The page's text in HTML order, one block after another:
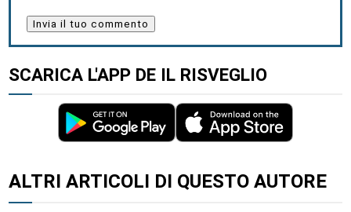
SCARICA L'APP DE IL RISVEGLIO
ALTRI ARTICOLI DI QUESTO AUTORE